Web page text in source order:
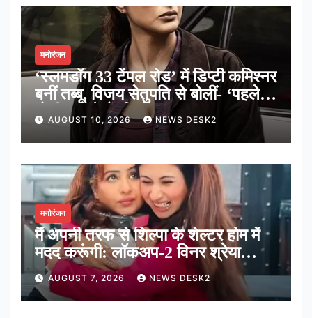
मनोरंजन
‘स्लमडॉग 33 टेंपल रोड’ में डिप्टी कमिश्नर
बनीं तब्बू, विजय सेतुपति से बोलीं- ‘पहले
गोली चलाते हैं, फिर बात’
AUGUST 10, 2026 NEWS DESK2
मनोरंजन
मैं अपनी तरफ से शिल्पा के शेल्टर होम में
मदद करूंगी: लॉकअप-2 विनर श्रेया
कालरा
AUGUST 7, 2026 NEWS DESK2